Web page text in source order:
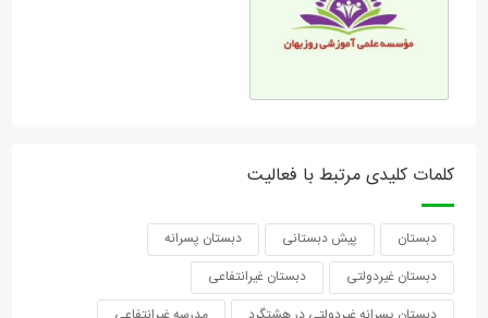
کلمات کلیدی مرتبط با فعالیت
دبستان پیش دبستانی
دبستان پسرانه
دبستان غیردولتی
دبستان غیرانتفاعی